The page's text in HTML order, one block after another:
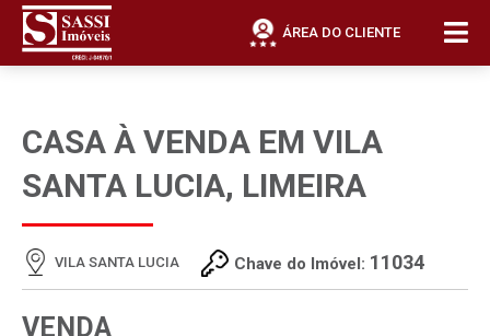
ÁREA DO CLIENTE
CASA À VENDA EM VILA
SANTA LUCIA, LIMEIRA
VILA SANTA LUCIA Chave do Imóvel: 11034
VENDA